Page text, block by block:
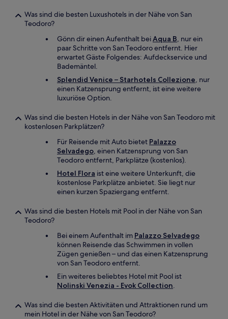
Was sind die besten Luxushotels in der Nähe von San
Teodoro?
Gönn dir einen Aufenthalt beiAqua B, nur ein
paar Schritte von San Teodoro entfernt. Hier
erwartet Gäste Folgendes: Aufdeckservice und
Bademäntel.
Splendid Venice – Starhotels Collezione, nur
einen Katzensprung entfernt, ist eine weitere
luxuriöse Option.
Was sind die besten Hotels in der Nähe von San Teodoro mit
kostenlosen Parkplätzen?
Für Reisende mit Auto bietet Palazzo
Selvadego, einen Katzensprung von San
Teodoro entfernt, Parkplätze (kostenlos).
Hotel Flora ist eine weitere Unterkunft, die
kostenlose Parkplätze anbietet. Sie liegt nur
einen kurzen Spaziergang entfernt.
Was sind die besten Hotels mit Pool in der Nähe von San
Teodoro?
Bei einem Aufenthalt im Palazzo Selvadego
können Reisende das Schwimmen in vollen
Zügen genießen – und das einen Katzensprung
von San Teodoro entfernt.
Ein weiteres beliebtes Hotel mit Pool ist
Nolinski Venezia - Evok Collection.
Was sind die besten Aktivitäten und Attraktionen rund um
mein Hotel in der Nähe von San Teodoro?